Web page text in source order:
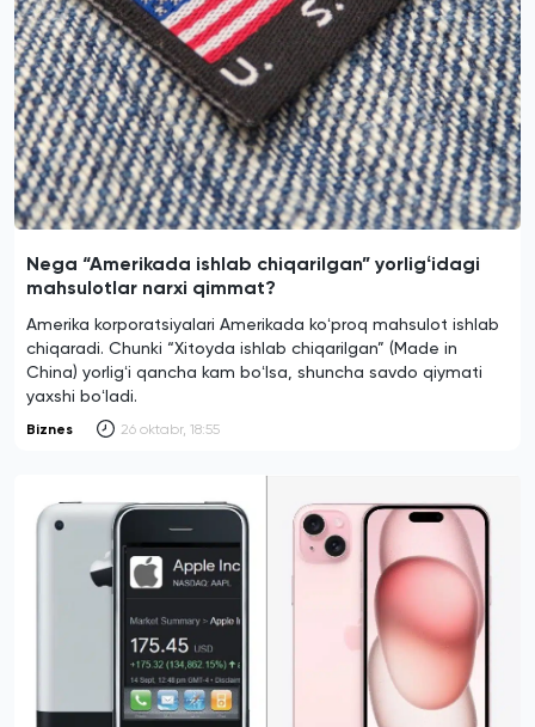
Nega “Amerikada ishlab chiqarilgan” yorligʻidagi
mahsulotlar narxi qimmat?
Amerika korporatsiyalari Amerikada koʻproq mahsulot ishlab
chiqaradi. Chunki “Xitoyda ishlab chiqarilgan” (Made in
China) yorligʻi qancha kam boʻlsa, shuncha savdo qiymati
yaxshi boʻladi.
Biznes 26 oktabr, 18:55